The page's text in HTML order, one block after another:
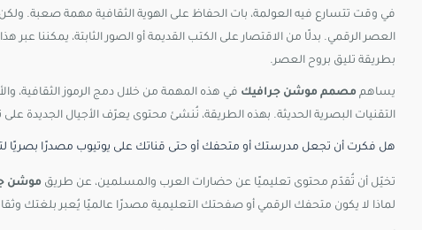
في وقت تتسارع فيه العولمة، بات الحفاظ على الهوية الثقافية مهمة صعبة. ولكن
العصر الرقمي. بدلًا من الاقتصار على الكتب القديمة أو الصور الثابتة، يمكننا عبر
بطريقة تليق بروح العصر.
يساهم مصمم موشن جرافيك في هذه المهمة من خلال دمج الرموز الثقافية،
التقنيات البصرية الحديثة. بهذه الطريقة، نُنشئ محتوى يعرّف الأجيال
هل فكرت أن تجعل مدرستك أو متحفك أو حتى قناتك على يوتيوب مصدرًا بصريًا
تخيّل أن تُقدّم محتوى تعليميًا عن حضارات العرب والمسلمين، عن طريق موشن
لماذا لا يكون متحفك الرقمي أو صفحتك التعليمية مصدرًا عالميًا يُعبر بلغتك